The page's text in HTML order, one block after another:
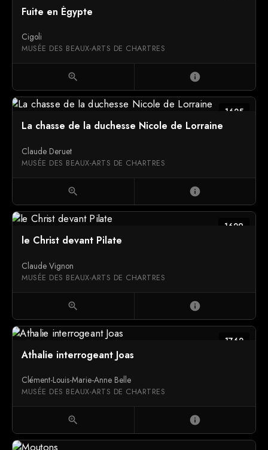
Fuite en Égypte
Cigoli
MUSÉE DES BEAUX-ARTS DE CHARTRES
zoom_in info
1625
La chasse de la duchesse Nicole de Lorraine
Claude Deruet
MUSÉE DES BEAUX-ARTS DE CHARTRES
zoom_in info
1629
le Christ devant Pilate
Claude Vignon
MUSÉE DES BEAUX-ARTS DE CHARTRES
zoom_in info
1762
Athalie interrogeant Joas
Clément-Louis-Marie-Anne Belle
MUSÉE DES BEAUX-ARTS DE CHARTRES
zoom_in info